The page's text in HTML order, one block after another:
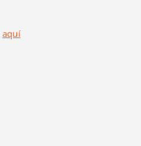
aquí